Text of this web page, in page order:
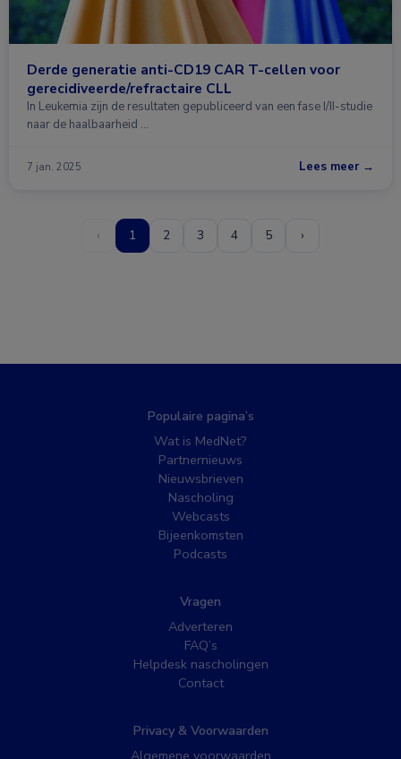
Derde generatie anti-CD19 CAR T-cellen voor
gerecidiveerde/refractaire CLL
In Leukemia zijn de resultaten gepubliceerd van een fase I/II-studie
naar de haalbaarheid …
7 jan. 2025 Lees meer →
‹ 1 2 3 4 5 ›
Populaire pagina’s
Wat is MedNet?
Partnernieuws
Nieuwsbrieven
Nascholing
Webcasts
Bijeenkomsten
Podcasts
Vragen
Adverteren
FAQ’s
Helpdesk nascholingen
Contact
Privacy & Voorwaarden
Algemene voorwaarden